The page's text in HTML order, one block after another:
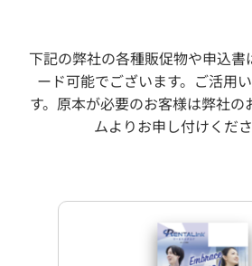
下記の弊社の各種販促物や申込書
ード可能でございます。 ご活用
す。 原本が必要のお客様は弊社の
ムよりお申し付けくださ
ダウンロード
選ばれる理由
よくあるご質問